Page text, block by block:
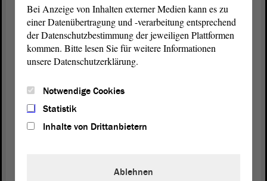
angemessenes Arbeiten des medizinischen
Personals ermöglichen. Perspektivisch müssen das
Abwandern und die Verrentung vieler Ärzt*innen
aus der Kinder- und Jugendmedizin
in den kommenden Jahren durch ein konkretes
Personalgewinnungskonzept abgefedert werden.
Kinderchirurgen kurzfristig zu erstellen.
Bei Anzeige von Inhalten externer Medien kann es zu
einer Datenübertragung und -verarbeitung entsprechend
der Datenschutzbestimmung der jeweiligen Plattformen
kommen. Bitte lesen Sie für weitere Informationen
unsere Datenschutzerklärung.
Notwendige Cookies
Statistik
Inhalte von Drittanbietern
Ablehnen